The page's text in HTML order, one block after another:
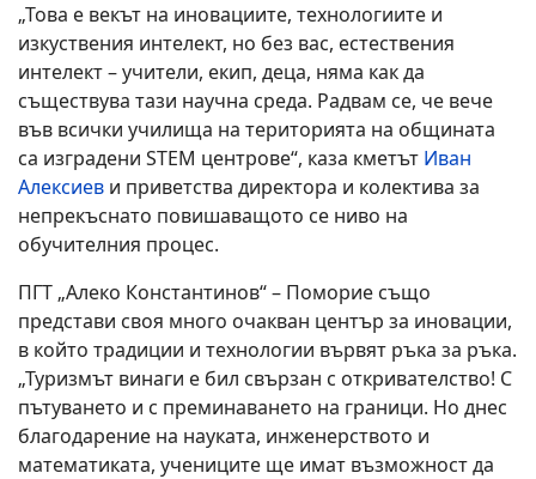
„Това е векът на иновациите, технологиите и
изкуствения интелект, но без вас, естествения
интелект – учители, екип, деца, няма как да
съществува тази научна среда. Радвам се, че вече
във всички училища на територията на общината
са изградени STEM центрове“, каза кметът Иван
Алексиев и приветства директора и колектива за
непрекъснато повишаващото се ниво на
обучителния процес.
ПГТ „Алеко Константинов“ – Поморие също
представи своя много очакван център за иновации,
в който традиции и технологии вървят ръка за ръка.
„Туризмът винаги е бил свързан с откривателство! С
пътуването и с преминаването на граници. Но днес
благодарение на науката, инженерството и
математиката, учениците ще имат възможност да